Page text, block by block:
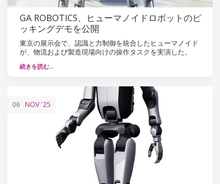
GA ROBOTICS、ヒューマノイドロボットのピ
ッキングデモを公開
東京の展示会で、認識と力制御を統合したヒューマノイド
が、物流および製造現場向けの操作タスクを実演した。
続きを読む…
06 NOV'25